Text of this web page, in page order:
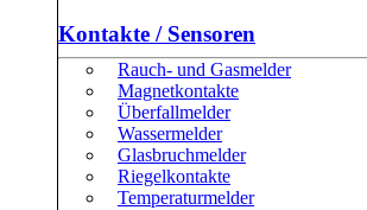
Kontakte / Sensoren
Rauch- und Gasmelder
Magnetkontakte
Überfallmelder
Wassermelder
Glasbruchmelder
Riegelkontakte
Temperaturmelder